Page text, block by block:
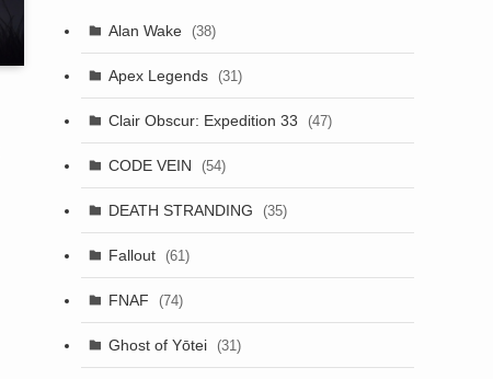
Alan Wake (38)
Apex Legends (31)
Clair Obscur: Expedition 33 (47)
CODE VEIN (54)
DEATH STRANDING (35)
Fallout (61)
FNAF (74)
Ghost of Yōtei (31)